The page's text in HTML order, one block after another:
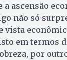
a ascensão
não só
vista
em termos
por